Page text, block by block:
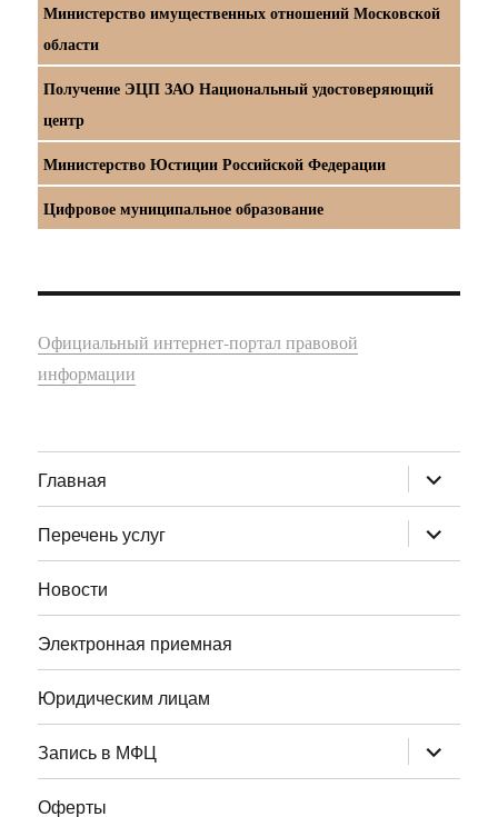
Министерство имущественных отношений Московской
области
Получение ЭЦП ЗАО Национальный удостоверяющий
центр
Министерство Юстиции Российской Федерации
Цифровое муниципальное образование
Официальный интернет-портал правовой
информации
Главная раскрыть
дочернее
меню
Перечень услуг
раскрыть
дочернее
меню
Новости
Электронная приемная
Юридическим лицам
Запись в МФЦ раскрыть
дочернее
меню
Оферты